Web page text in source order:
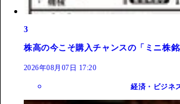
3
株高の今こそ購入チャンスの「ミニ株
2026年08月07日 17:20
経済・ビジネ